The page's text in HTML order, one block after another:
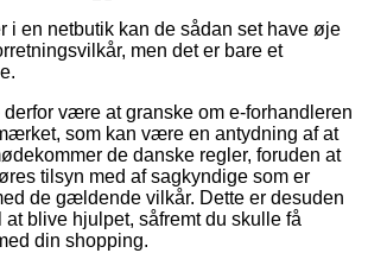
i en netbutik kan de sådan set have øje
men det er bare et
være at granske om e-forhandleren
som kan være en antydning af at
de danske regler, foruden at
tilsyn med af sagkyndige som er
de gældende vilkår. Dette er desuden
blive hjulpet, såfremt du skulle få
din shopping.